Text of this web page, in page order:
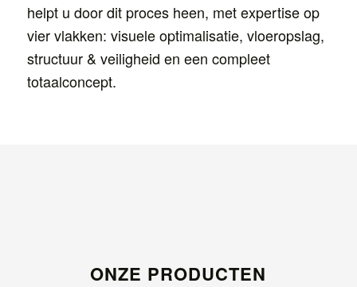
helpt u door dit proces heen, met expertise op
vier vlakken: visuele optimalisatie, vloeropslag,
structuur & veiligheid en een compleet
totaalconcept.
ONZE PRODUCTEN